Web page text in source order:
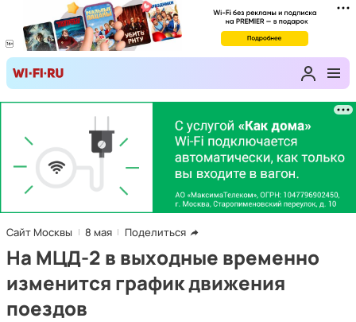
Сайт Москвы 8 мая Поделиться
На МЦД-2 в выходные временно
изменится график движения
поездов